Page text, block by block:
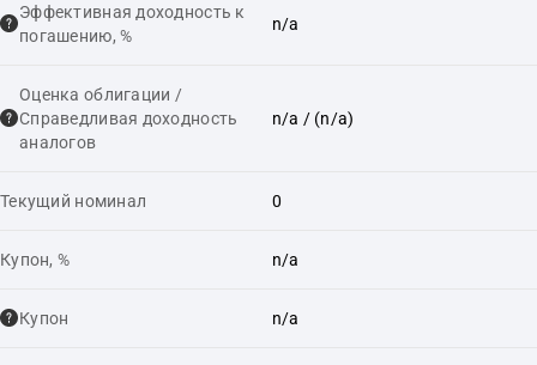
Эффективная доходность к
погашению, %
n/a
Оценка облигации /
Справедливая доходность
аналогов
n/a / (n/a)
Текущий номинал 0
Купон, % n/a
Купон n/a